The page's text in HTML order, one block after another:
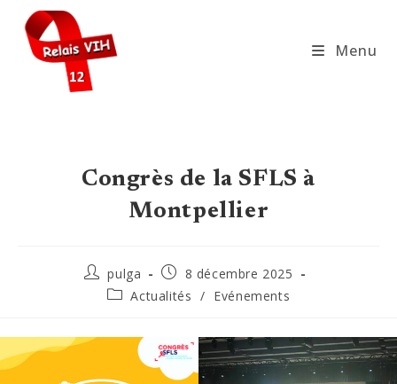
content
Menu
Congrès de la SFLS à
Montpellier
Auteur/autrice
pulga
Publication
publiée :
8 décembre 2025
PostActualités / Evénements